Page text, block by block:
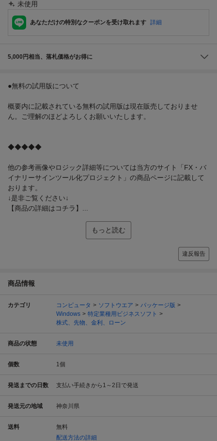
未使用
あなただけの特別なクーポンを受け取れます 詳細
5,000円相当、落札価格がお得に
●無料の試用版について
概要内に記載されている無料の試用版は現在販売しておりませ
ん。ご理解のほどよろしくお願いいたします。
◆◆◆◆◆
他の参考画像やロジック詳細等については当方のサイト「FX・バ
イナリーサインツール化プロジェクト」の商品ページに記載して
おります。
↓是非ご覧ください↓
【商品の詳細はコチラ】...
もっと読む
違反報告
商品情報
カテゴリ コンピュータ ソフトウエア
パッケージ版
Windows
特定業種用ビジネスソフト
株式、先物、金利、ローン
商品の状態 未使用
個数 1個
発送までの日数 支払い手続きから1～2日で発送
発送元の地域 神奈川県
送料
無料
配送方法の詳細